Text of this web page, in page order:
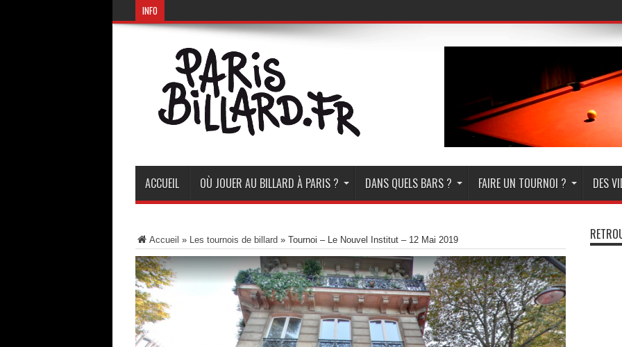
INFO
ACCUEIL OÙ JOUER AU BILLARD À PARIS ? DANS QUELS BARS ? FAIRE UN TOURNOI ? DES
Accueil » Les tournois de billard » Tournoi – Le Nouvel Institut – 12 Mai 2019